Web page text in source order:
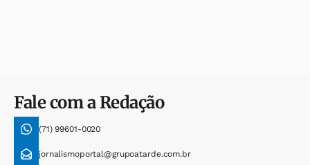
Fale com a Redação
(71) 99601-0020
jornalismoportal@grupoatarde.com.br